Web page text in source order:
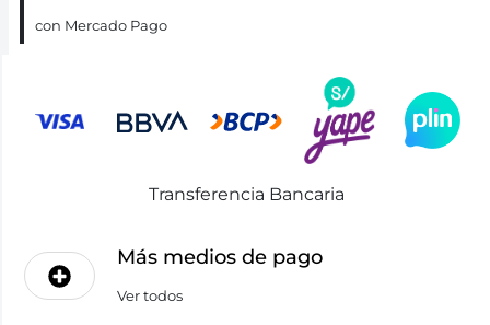
con Mercado Pago
Transferencia Bancaria
Más medios de pago
Ver todos